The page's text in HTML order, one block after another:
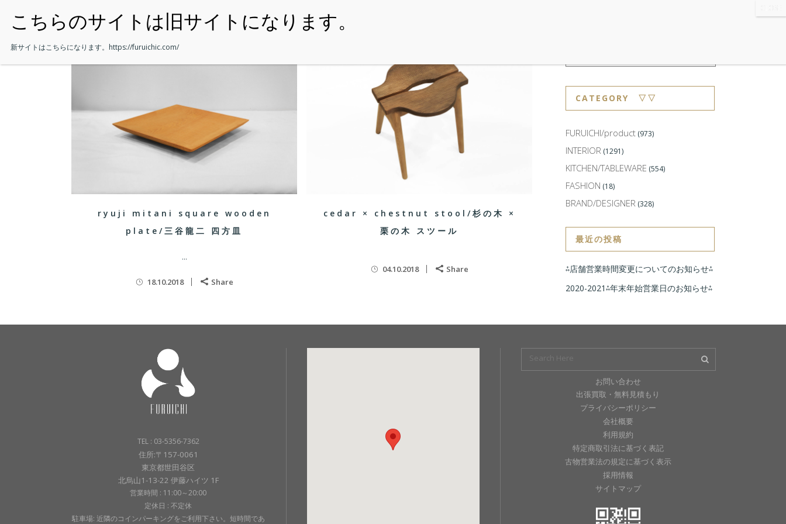
・HOME ・ITEM ・SHOPPING-GUIDE
ryuji mitani square wooden
plate/三谷龍二 四方皿
...
18.10.2018 Share
cedar × chestnut stool/杉の木 ×
栗の木 スツール
04.10.2018 Share
CATEGORY ▽▽
FURUICHI/product (973)
INTERIOR (1291)
KITCHEN/TABLEWARE (554)
FASHION (18)
BRAND/DESIGNER (328)
最近の投稿
⁂店舗営業時間変更についてのお知らせ⁂
2020-2021⁂年末年始営業日のお知らせ⁂
TEL : 03-5356-7362
住所:〒157-0061
東京都世田谷区
北烏山1-13-22 伊藤ハイツ 1F
営業時間 : 11:00～20:00
定休日 : 不定休
駐車場: 近隣のコインパーキングをご利用下さい。短時間であ
お問い合わせ
出張買取・無料見積もり
プライバシーポリシー
会社概要
利用規約
特定商取引法に基づく表記
古物営業法の規定に基づく表示
採用情報
サイトマップ
新サイトはこちらになります。 https://furuichic.com/